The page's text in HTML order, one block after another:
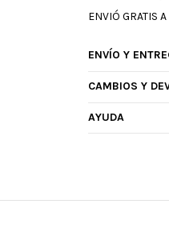
ENVIÓ GRATIS
ENVÍO Y
CAMBIOS Y
AYUDA